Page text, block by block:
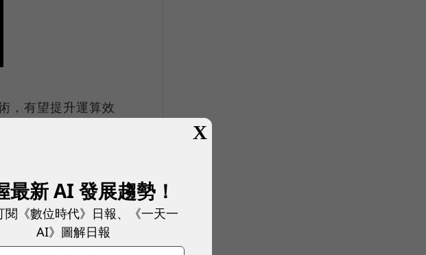
，有望提升運算效
訊息
X
最新 AI 發展趨勢！
閱《數位時代》日報、《一天一
AI》圖解日報